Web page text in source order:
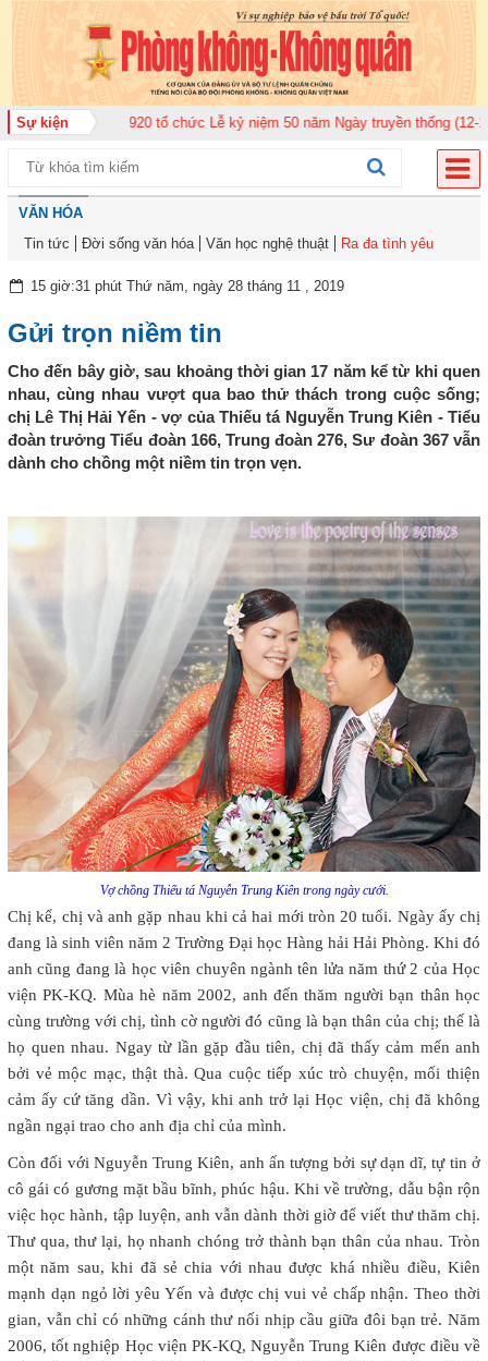
Sự kiện
Không quân 920 tổ chức Lễ kỷ niệm 50 năm Ngày truyền thống (12-11-
VĂN HÓA
Tin tức
Đời sống văn hóa Văn học nghệ thuật Ra đa tình yêu
15 giờ:31 phút Thứ năm, ngày 28 tháng 11 , 2019
Gửi trọn niềm tin
Cho đến bây giờ, sau khoảng thời gian 17 năm kể từ khi quen
nhau, cùng nhau vượt qua bao thử thách trong cuộc sống;
chị Lê Thị Hải Yến - vợ của Thiếu tá Nguyễn Trung Kiên - Tiểu
đoàn trưởng Tiểu đoàn 166, Trung đoàn 276, Sư đoàn 367 vẫn
dành cho chồng một niềm tin trọn vẹn.
Vợ chồng Thiếu tá Nguyễn Trung Kiên trong ngày cưới.
Chị kể, chị và anh gặp nhau khi cả hai mới tròn 20 tuổi. Ngày ấy chị
đang là sinh viên năm 2 Trường Đại học Hàng hải Hải Phòng. Khi đó
anh cũng đang là học viên chuyên ngành tên lửa năm thứ 2 của Học
viện PK-KQ. Mùa hè năm 2002, anh đến thăm người bạn thân học
cùng trường với chị, tình cờ người đó cũng là bạn thân của chị; thế là
họ quen nhau. Ngay từ lần gặp đầu tiên, chị đã thấy cảm mến anh
bởi vẻ mộc mạc, thật thà. Qua cuộc tiếp xúc trò chuyện, mối thiện
cảm ấy cứ tăng dần. Vì vậy, khi anh trở lại Học viện, chị đã không
ngần ngại trao cho anh địa chỉ của mình.
Còn đối với Nguyễn Trung Kiên, anh ấn tượng bởi sự dạn dĩ, tự tin ở
cô gái có gương mặt bầu bĩnh, phúc hậu. Khi về trường, dẫu bận rộn
việc học hành, tập luyện, anh vẫn dành thời giờ để viết thư thăm chị.
Thư qua, thư lại, họ nhanh chóng trở thành bạn thân của nhau. Tròn
một năm sau, khi đã sẻ chia với nhau được khá nhiều điều, Kiên
mạnh dạn ngỏ lời yêu Yến và được chị vui vẻ chấp nhận. Theo thời
gian, vẫn chỉ có những cánh thư nối nhịp cầu giữa đôi bạn trẻ. Năm
2006, tốt nghiệp Học viện PK-KQ, Nguyễn Trung Kiên được điều về